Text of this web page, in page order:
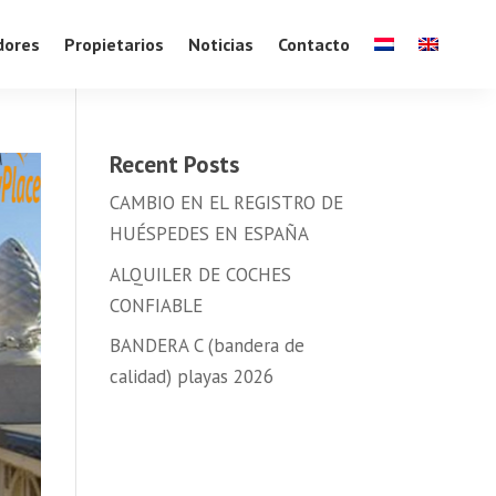
Propietarios Noticias Contacto
Recent Posts
CAMBIO EN EL REGISTRO DE
HUÉSPEDES EN ESPAÑA
ALQUILER DE COCHES
CONFIABLE
BANDERA C (bandera de
calidad) playas 2026